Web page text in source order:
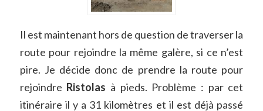
Il est maintenant hors de question de traverser la
route pour rejoindre la même galère, si ce n’est
pire. Je décide donc de prendre la route pour
rejoindre Ristolas à pieds. Problème : par cet
itinéraire il y a 31 kilomètres et il est déjà passé